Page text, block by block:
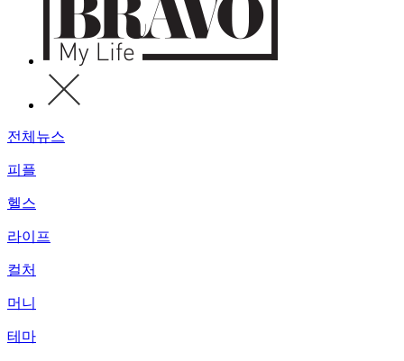
전체뉴스
피플
헬스
라이프
컬처
머니
테마